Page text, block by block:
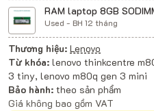
RAM laptop 8GB
Used - BH 12 tháng
Thương hiệu: Lenovo
Từ khóa: lenovo thinkcentre
3 tiny, lenovo m80q gen 3 mini
Bảo hành: theo sản phẩm
Giá không bao gồm VAT